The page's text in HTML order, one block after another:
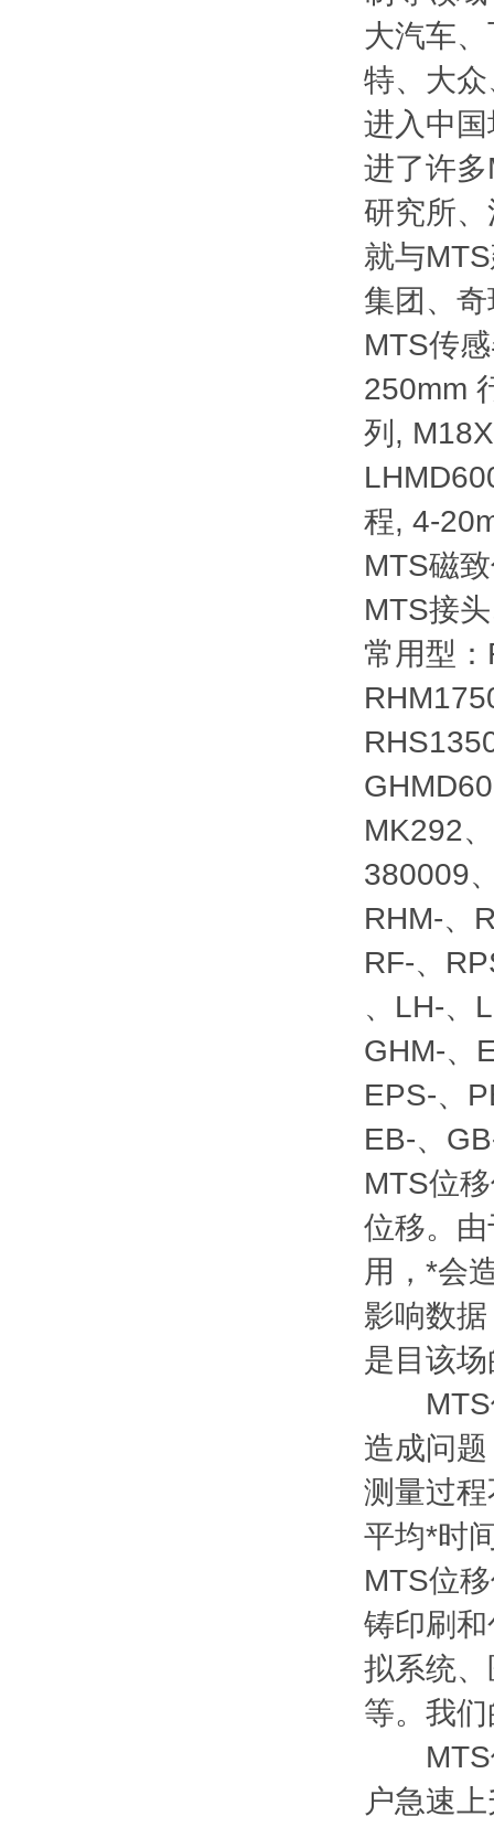
大汽车
特、大
进入中
进了许
研究所
就与
集团、
MTS传
250mm
列,
程, 4-
MTS磁
MTS接
常用型
MK292
380009
RHM-、
RF-、
、LH-、
GHM-、
EPS-、
EB-、
MTS位
位移。
用，*会
影响数
是目该
MTS位
造成问
测量过
平均*时
MTS位
铸印刷
拟系统
等。我
MTS位
户急速